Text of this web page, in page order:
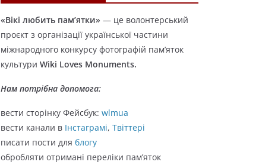
о
р
і
ї
«Вікі любить пам’ятки» — це волонтерський
проєкт з організації української частини
міжнародного конкурсу фотографій пам’яток
культури Wiki Loves Monuments.
Нам потрібна допомога:
вести сторінку Фейсбук: wlmua
вести канали в Інстаграмі, Твіттері
писати пости для блогу
обробляти отримані переліки пам’яток